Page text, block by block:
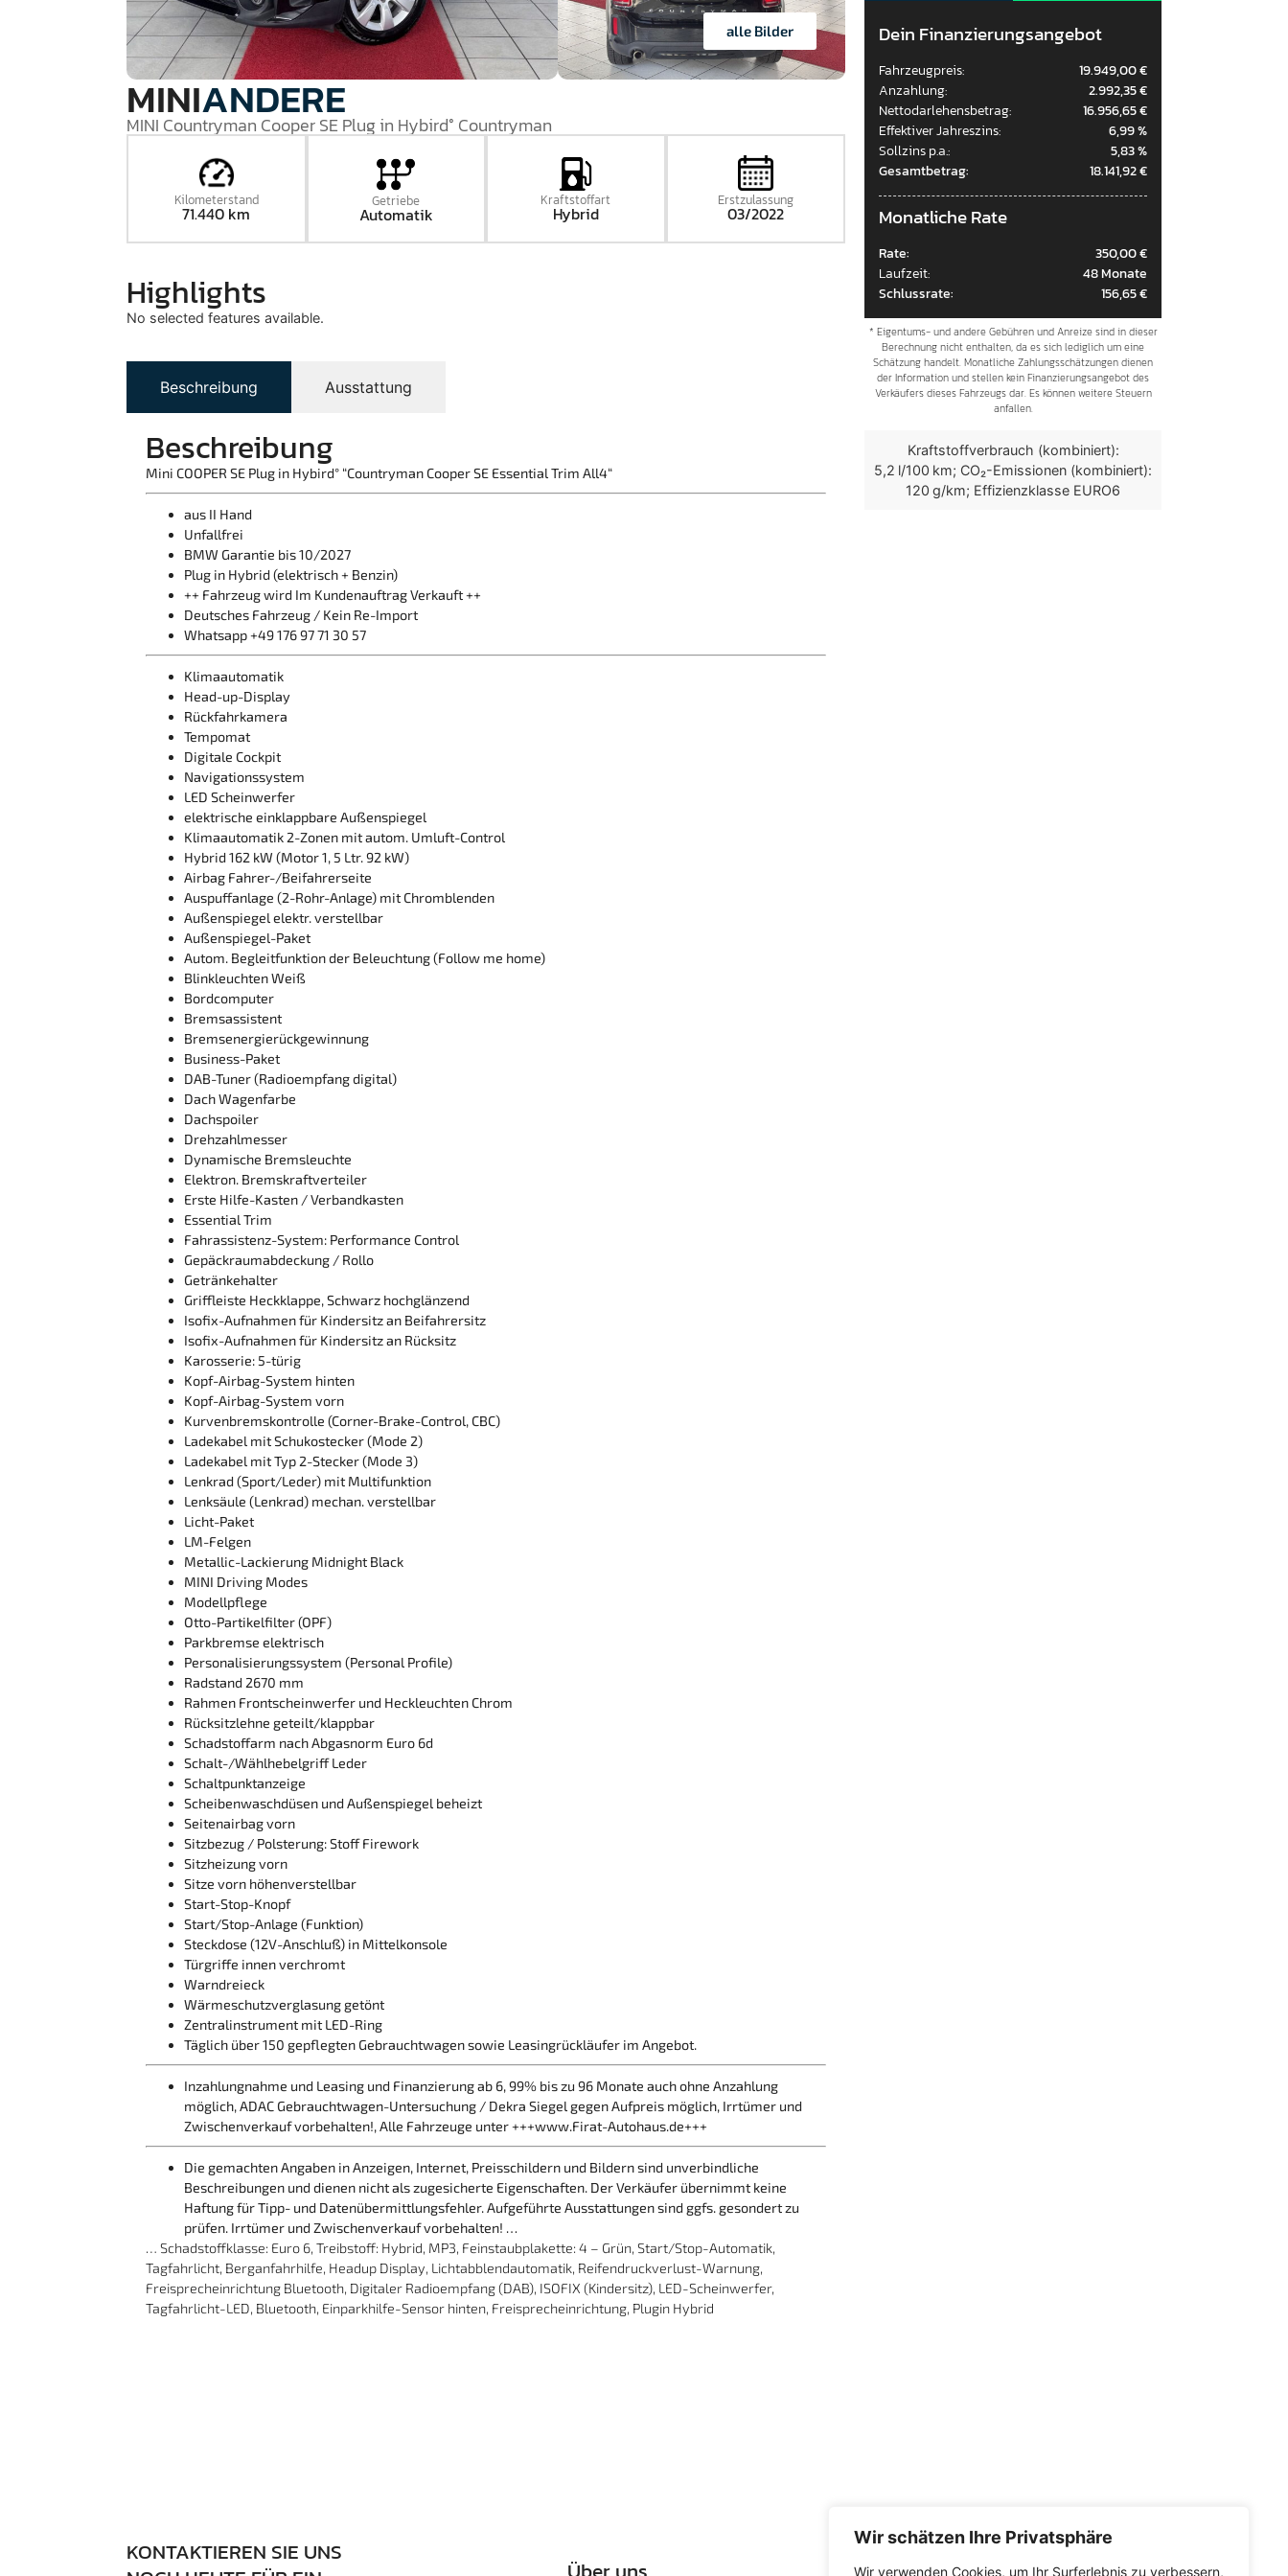
Wir schätzen Ihre Privatsphäre
Wir verwenden Cookies, um Ihr Surferlebnis zu verbessern,
alle Bilder
MINIANDERE
MINI Countryman Cooper SE Plug in Hybird° Countryman
Kilometerstand
71.440 km
Getriebe
Automatik
Kraftstoffart
Hybrid
Erstzulassung
03/2022
Highlights
No selected features available.
Beschreibung Ausstattung
Beschreibung
Mini COOPER SE Plug in Hybird° “Countryman Cooper SE Essential Trim All4“
aus II Hand
Unfallfrei
BMW Garantie bis 10/2027
Plug in Hybrid (elektrisch + Benzin)
++ Fahrzeug wird Im Kundenauftrag Verkauft ++
Deutsches Fahrzeug / Kein Re-Import
Whatsapp +49 176 97 71 30 57
Klimaautomatik
Head-up-Display
Rückfahrkamera
Tempomat
Digitale Cockpit
Navigationssystem
LED Scheinwerfer
elektrische einklappbare Außenspiegel
Klimaautomatik 2-Zonen mit autom. Umluft-Control
Hybrid 162 kW (Motor 1, 5 Ltr. 92 kW)
Airbag Fahrer-/Beifahrerseite
Auspuffanlage (2-Rohr-Anlage) mit Chromblenden
Außenspiegel elektr. verstellbar
Außenspiegel-Paket
Autom. Begleitfunktion der Beleuchtung (Follow me home)
Blinkleuchten Weiß
Bordcomputer
Bremsassistent
Bremsenergierückgewinnung
Business-Paket
DAB-Tuner (Radioempfang digital)
Dach Wagenfarbe
Dachspoiler
Drehzahlmesser
Dynamische Bremsleuchte
Elektron. Bremskraftverteiler
Erste Hilfe-Kasten / Verbandkasten
Essential Trim
Fahrassistenz-System: Performance Control
Gepäckraumabdeckung / Rollo
Getränkehalter
Griffleiste Heckklappe, Schwarz hochglänzend
Isofix-Aufnahmen für Kindersitz an Beifahrersitz
Isofix-Aufnahmen für Kindersitz an Rücksitz
Karosserie: 5-türig
Kopf-Airbag-System hinten
Kopf-Airbag-System vorn
Kurvenbremskontrolle (Corner-Brake-Control, CBC)
Ladekabel mit Schukostecker (Mode 2)
Ladekabel mit Typ 2-Stecker (Mode 3)
Lenkrad (Sport/Leder) mit Multifunktion
Lenksäule (Lenkrad) mechan. verstellbar
Licht-Paket
LM-Felgen
Metallic-Lackierung Midnight Black
MINI Driving Modes
Modellpflege
Otto-Partikelfilter (OPF)
Parkbremse elektrisch
Personalisierungssystem (Personal Profile)
Radstand 2670 mm
Rahmen Frontscheinwerfer und Heckleuchten Chrom
Rücksitzlehne geteilt/klappbar
Schadstoffarm nach Abgasnorm Euro 6d
Schalt-/Wählhebelgriff Leder
Schaltpunktanzeige
Scheibenwaschdüsen und Außenspiegel beheizt
Seitenairbag vorn
Sitzbezug / Polsterung: Stoff Firework
Sitzheizung vorn
Sitze vorn höhenverstellbar
Start-Stop-Knopf
Start/Stop-Anlage (Funktion)
Steckdose (12V-Anschluß) in Mittelkonsole
Türgriffe innen verchromt
Warndreieck
Wärmeschutzverglasung getönt
Zentralinstrument mit LED-Ring
Täglich über 150 gepflegten Gebrauchtwagen sowie Leasingrückläufer im Angebot.
Inzahlungnahme und Leasing und Finanzierung ab 6, 99% bis zu 96 Monate auch ohne Anzahlung
möglich, ADAC Gebrauchtwagen-Untersuchung / Dekra Siegel gegen Aufpreis möglich, Irrtümer und
Zwischenverkauf vorbehalten!, Alle Fahrzeuge unter +++www.Firat-Autohaus.de+++
Die gemachten Angaben in Anzeigen, Internet, Preisschildern und Bildern sind unverbindliche
Beschreibungen und dienen nicht als zugesicherte Eigenschaften. Der Verkäufer übernimmt keine
Haftung für Tipp- und Datenübermittlungsfehler. Aufgeführte Ausstattungen sind ggfs. gesondert zu
prüfen. Irrtümer und Zwischenverkauf vorbehalten! …
… Schadstoffklasse: Euro 6, Treibstoff: Hybrid, MP3, Feinstaubplakette: 4 – Grün, Start/Stop-Automatik,
Tagfahrlicht, Berganfahrhilfe, Headup Display, Lichtabblendautomatik, Reifendruckverlust-Warnung,
Freisprecheinrichtung Bluetooth, Digitaler Radioempfang (DAB), ISOFIX (Kindersitz), LED-Scheinwerfer,
Tagfahrlicht-LED, Bluetooth, Einparkhilfe-Sensor hinten, Freisprecheinrichtung, Plugin Hybrid
Dein Finanzierungsangebot
Fahrzeugpreis:
19.949,00 €
Anzahlung:
2.992,35 €
Nettodarlehensbetrag:
16.956,65 €
Effektiver Jahreszins:
6,99 %
Sollzins p.a.:
5,83 %
Gesamtbetrag:
18.141,92 €
Monatliche Rate
Rate:
350,00 €
Laufzeit:
48 Monate
Schlussrate:
156,65 €
* Eigentums- und andere Gebühren und Anreize sind in dieser
Berechnung nicht enthalten, da es sich lediglich um eine
Schätzung handelt. Monatliche Zahlungsschätzungen dienen
der Information und stellen kein Finanzierungsangebot des
Verkäufers dieses Fahrzeugs dar. Es können weitere Steuern
anfallen.
Kraftstoffverbrauch (kombiniert):
5,2 l/100 km; CO₂-Emissionen (kombiniert):
120 g/km; Effizienzklasse EURO6
KONTAKTIEREN SIE UNS